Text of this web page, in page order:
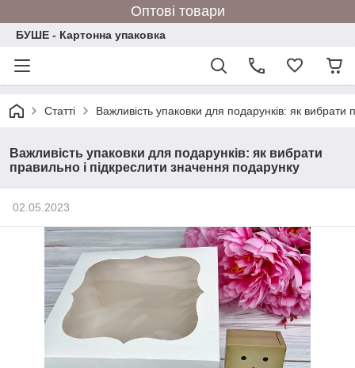
Оптові товари
БУШЕ - Картонна упаковка
Статті Важливість упаковки для подарунків: як
Важливість упаковки для подарунків: як вибрати
правильно і підкреслити значення подарунку
02.05.2023